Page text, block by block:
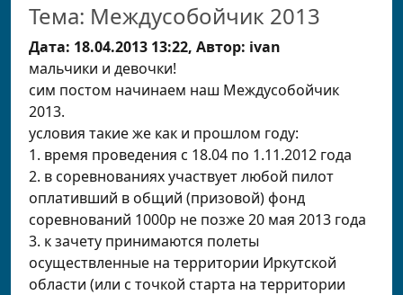
Тема: Междусобойчик 2013
Дата: 18.04.2013 13:22, Автор: ivan
мальчики и девочки!
сим постом начинаем наш Междусобойчик
2013.
условия такие же как и прошлом году:
1. время проведения с 18.04 по 1.11.2012 года
2. в соревнованиях участвует любой пилот
оплативший в общий (призовой) фонд
соревнований 1000р не позже 20 мая 2013 года
3. к зачету принимаются полеты
осуществленные на территории Иркутской
области (или с точкой старта на территории